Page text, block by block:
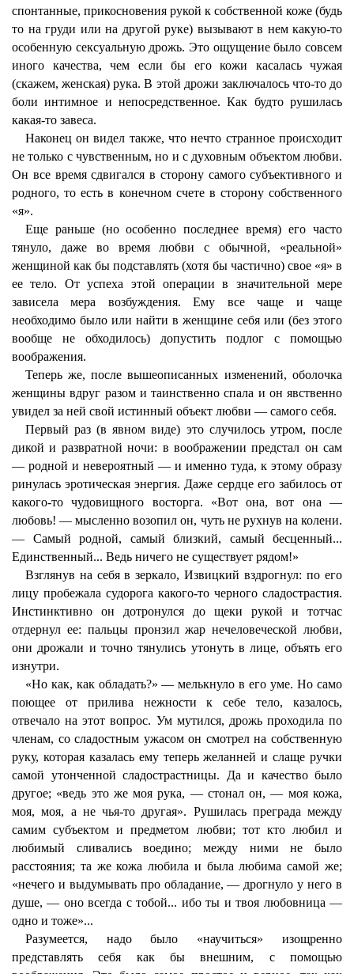
спонтанные, прикосновения рукой к собственной коже (будь
то на груди или на другой руке) вызывают в нем какую-то
особенную сексуальную дрожь. Это ощущение было совсем
иного качества, чем если бы его кожи касалась чужая
(скажем, женская) рука. В этой дрожи заключалось что-то до
боли интимное и непосредственное. Как будто рушилась
какая-то завеса.
Наконец он видел также, что нечто странное происходит
не только с чувственным, но и с духовным объектом любви.
Он все время сдвигался в сторону самого субъективного и
родного, то есть в конечном счете в сторону собственного
«я».
Еще раньше (но особенно последнее время) его часто
тянуло, даже во время любви с обычной, «реальной»
женщиной как бы подставлять (хотя бы частично) свое «я» в
ее тело. От успеха этой операции в значительной мере
зависела мера возбуждения. Ему все чаще и чаще
необходимо было или найти в женщине себя или (без этого
вообще не обходилось) допустить подлог с помощью
воображения.
Теперь же, после вышеописанных изменений, оболочка
женщины вдруг разом и таинственно спала и он явственно
увидел за ней свой истинный объект любви — самого себя.
Первый раз (в явном виде) это случилось утром, после
дикой и развратной ночи: в воображении предстал он сам
— родной и невероятный — и именно туда, к этому образу
ринулась эротическая энергия. Даже сердце его забилось от
какого-то чудовищного восторга. «Вот она, вот она —
любовь! — мысленно возопил он, чуть не рухнув на колени.
— Самый родной, самый близкий, самый бесценный...
Единственный... Ведь ничего не существует рядом!»
Взглянув на себя в зеркало, Извицкий вздрогнул: по его
лицу пробежала судорога какого-то черного сладострастия.
Инстинктивно он дотронулся до щеки рукой и тотчас
отдернул ее: пальцы пронзил жар нечеловеческой любви,
они дрожали и точно тянулись утонуть в лице, объять его
изнутри.
«Но как, как обладать?» — мелькнуло в его уме. Но само
поющее от прилива нежности к себе тело, казалось,
отвечало на этот вопрос. Ум мутился, дрожь проходила по
членам, со сладостным ужасом он смотрел на собственную
руку, которая казалась ему теперь желанней и слаще ручки
самой утонченной сладострастницы. Да и качество было
другое; «ведь это же моя рука, — стонал он, — моя кожа,
моя, моя, а не чья-то другая». Рушилась преграда между
самим субъектом и предметом любви; тот кто любил и
любимый сливались воедино; между ними не было
расстояния; та же кожа любила и была любима самой же;
«нечего и выдумывать про обладание, — дрогнуло у него в
душе, — оно всегда с тобой... ибо ты и твоя любовница —
одно и тоже»...
Разумеется, надо было «научиться» изощренно
представлять себя как бы внешним, с помощью